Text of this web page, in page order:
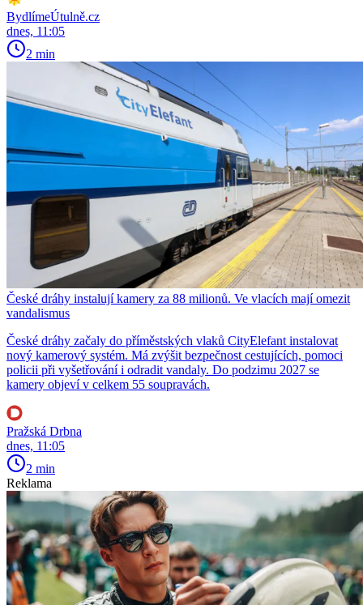
BydlímeÚtulně.cz
dnes, 11:05
2 min
České dráhy instalují kamery za 88 milionů. Ve vlacích mají omezit
vandalismus
České dráhy začaly do příměstských vlaků CityElefant instalovat
nový kamerový systém. Má zvýšit bezpečnost cestujících, pomoci
policii při vyšetřování i odradit vandaly. Do podzimu 2027 se
kamery objeví v celkem 55 soupravách.
Pražská Drbna
dnes, 11:05
2 min
Reklama